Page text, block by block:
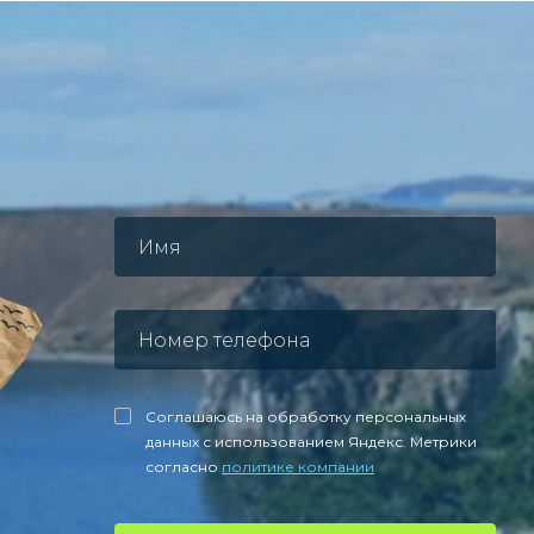
Соглашаюсь на обработку персональных
данных с использованием Яндекс. Метрики
согласно политике компании